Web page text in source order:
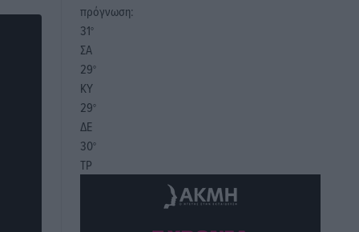
πρόγνωση:
31°
ΣΑ
29°
ΚΥ
29°
ΔΕ
30°
ΤΡ